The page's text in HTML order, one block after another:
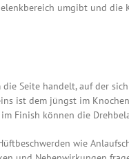
umgibt und
Seite handelt, auf der
ist dem jüngst im
Finish können die
wie